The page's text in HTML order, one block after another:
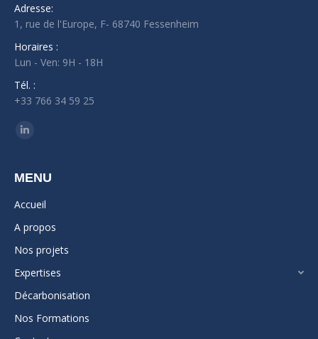
Adresse:
1, rue de l'Europe, F- 68740 Fessenheim
Horaires :
Lun - Ven: 9H - 18H
Tél. :
+33 766 34 59 25
Trouvez nous sur :
LinkedIn
opens
new
window
MENU
Accueil
A propos
Nos projets
Expertises
Décarbonisation
Nos Formations